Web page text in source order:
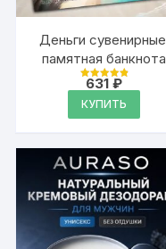
Деньги сувенирные,
памятная банкнота
1000 рублей
Оценка
из 5
631₽
КУПИТЬ